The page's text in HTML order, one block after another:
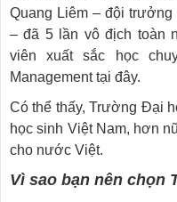
Quang Liêm – đội
– đã 5 lần vô địch toàn
viên xuất sắc học
Management tại đây.
Có thể thấy, Trường Đại
học sinh Việt Nam, hơn
cho nước Việt.
Vì sao bạn nên chọn